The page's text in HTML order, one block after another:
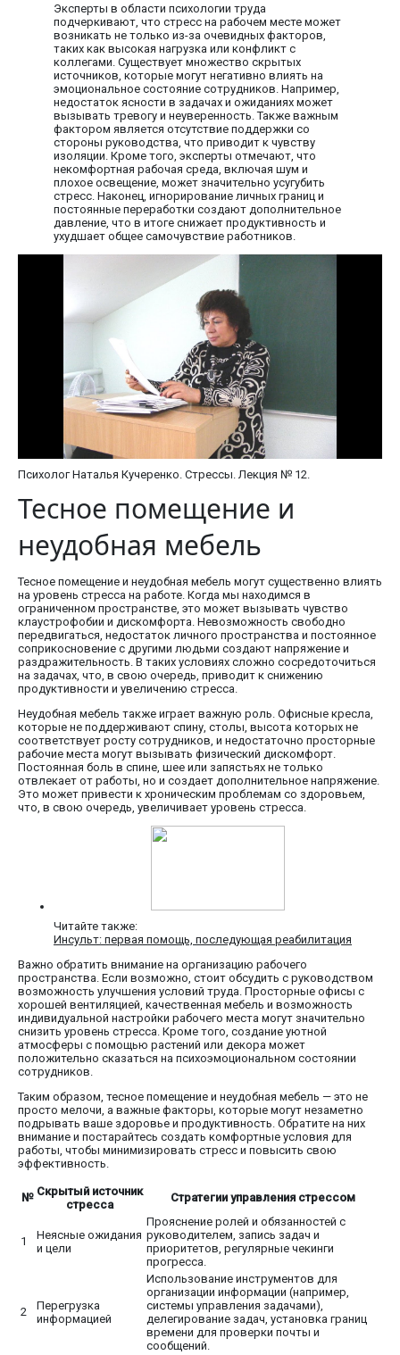
Эксперты в области психологии труда
подчеркивают, что стресс на рабочем месте может
возникать не только из-за очевидных факторов,
таких как высокая нагрузка или конфликт с
коллегами. Существует множество скрытых
источников, которые могут негативно влиять на
эмоциональное состояние сотрудников. Например,
недостаток ясности в задачах и ожиданиях может
вызывать тревогу и неуверенность. Также важным
фактором является отсутствие поддержки со
стороны руководства, что приводит к чувству
изоляции. Кроме того, эксперты отмечают, что
некомфортная рабочая среда, включая шум и
плохое освещение, может значительно усугубить
стресс. Наконец, игнорирование личных границ и
постоянные переработки создают дополнительное
давление, что в итоге снижает продуктивность и
ухудшает общее самочувствие работников.
Психолог Наталья Кучеренко. Стрессы. Лекция № 12.
Тесное помещение и
неудобная мебель
Тесное помещение и неудобная мебель могут существенно влиять
на уровень стресса на работе. Когда мы находимся в
ограниченном пространстве, это может вызывать чувство
клаустрофобии и дискомфорта. Невозможность свободно
передвигаться, недостаток личного пространства и постоянное
соприкосновение с другими людьми создают напряжение и
раздражительность. В таких условиях сложно сосредоточиться
на задачах, что, в свою очередь, приводит к снижению
продуктивности и увеличению стресса.
Неудобная мебель также играет важную роль. Офисные кресла,
которые не поддерживают спину, столы, высота которых не
соответствует росту сотрудников, и недостаточно просторные
рабочие места могут вызывать физический дискомфорт.
Постоянная боль в спине, шее или запястьях не только
отвлекает от работы, но и создает дополнительное напряжение.
Это может привести к хроническим проблемам со здоровьем,
что, в свою очередь, увеличивает уровень стресса.
Читайте также:
Инсульт: первая помощь, последующая реабилитация
Важно обратить внимание на организацию рабочего
пространства. Если возможно, стоит обсудить с руководством
возможность улучшения условий труда. Просторные офисы с
хорошей вентиляцией, качественная мебель и возможность
индивидуальной настройки рабочего места могут значительно
снизить уровень стресса. Кроме того, создание уютной
атмосферы с помощью растений или декора может
положительно сказаться на психоэмоциональном состоянии
сотрудников.
Таким образом, тесное помещение и неудобная мебель — это не
просто мелочи, а важные факторы, которые могут незаметно
подрывать ваше здоровье и продуктивность. Обратите на них
внимание и постарайтесь создать комфортные условия для
работы, чтобы минимизировать стресс и повысить свою
эффективность.
№ Скрытый источник
стресса
Стратегии управления стрессом
1
Неясные ожидания
и цели
Прояснение ролей и обязанностей с
руководителем, запись задач и
приоритетов, регулярные чекинги
прогресса.
2
Перегрузка
информацией
Использование инструментов для
организации информации (например,
системы управления задачами),
делегирование задач, установка границ
времени для проверки почты и
сообщений.